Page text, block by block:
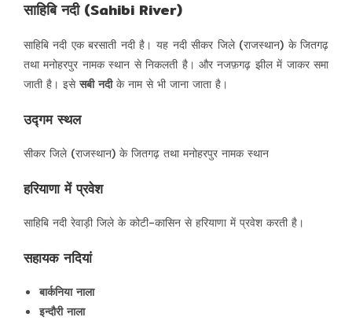
साहिबि नदी (Sahibi River)
साहिबि नदी एक बरसाती नदी है। यह नदी सीकर जिले (राजस्थान) के जितगढ़
तथा मनोहरपुर नामक स्थान से निकलती है। और नजफ़गढ़ झील में जाकर समा
जाती है। इसेसबी नदीके नाम से भी जाना जाता है।
उद्गम स्थल
सीकर जिले (राजस्थान) के जितगढ़ तथा मनोहरपुर नामक स्थान
हरियाणा में प्रवेश
साहिबि नदी रेवाड़ी जिले के कोटी-कासिन से हरियाणा में प्रवेश करती है।
सहायक नदियां
बार्कनिया नाला
इन्दौरी नाला